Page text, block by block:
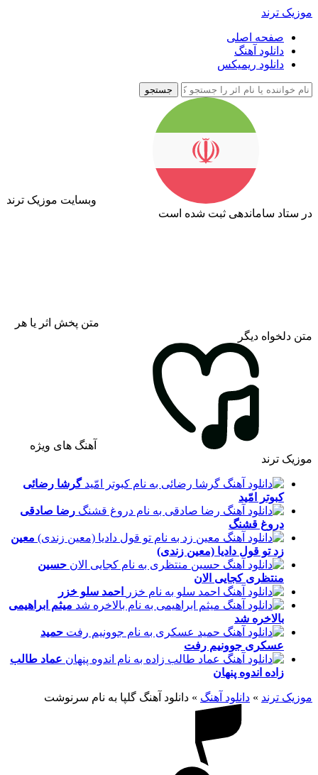
موزیک ترند
صفحه اصلی
دانلود آهنگ
دانلود ریمیکس
جستجو
وبسایت موزیک ترند
در ستاد ساماندهی ثبت شده است
متن پخش اثر یا هر
متن دلخواه دیگر
آهنگ های ویژه
موزیک ترند
گرشا رضائی
کبوتر امّید
رضا صادقی
دروغ قشنگ
معین
زدتو قول دادیا (معین زندی)
حسین
منتظریکجایی الان
احمد سلو خزر
میثم ابراهیمی
بالاخره شد
حمید
عسکری جوونیم رفت
عماد طالب
زاده اندوه پنهان
موزیک ترند » دانلود آهنگ » دانلود آهنگ گلپا به نام سرنوشت